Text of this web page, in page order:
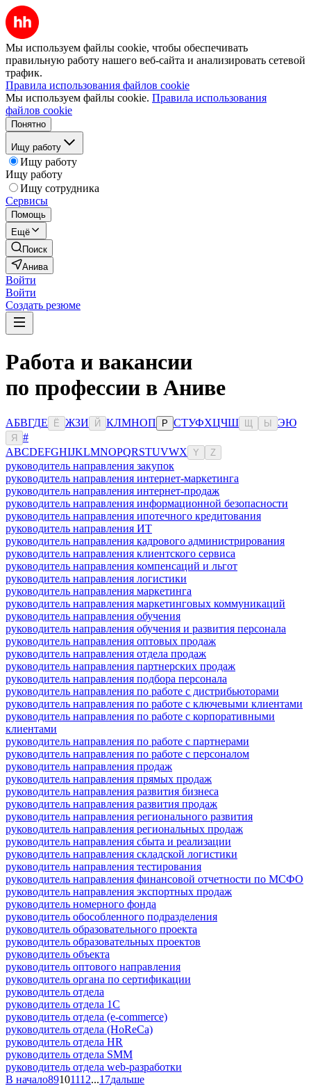
Мы используем файлы cookie, чтобы обеспечивать
правильную работу нашего веб-сайта и анализировать сетевой
трафик.
Правила использования файлов cookie
Мы используем файлы cookie. Правила использования
файлов cookie
Понятно
Ищу работу
Ищу работу
Ищу работу
Ищу сотрудника
Сервисы
Помощь
Ещё
Поиск
Анива
Войти
Войти
Создать резюме
Работа и вакансии
по профессии в Аниве
АБВГДЕ Ё ЖЗИ Й КЛМНОП Р СТУФХЦЧШ Ы ЭЮ
Я
#
ABCDEFGHIJKLMNOPQRSTUVWX Y Z
руководитель направления закупок
руководитель направления интернет-маркетинга
руководитель направления интернет-продаж
руководитель направления информационной безопасности
руководитель направления ипотечного кредитования
руководитель направления ИТ
руководитель направления кадрового администрирования
руководитель направления клиентского сервиса
руководитель направления компенсаций и льгот
руководитель направления логистики
руководитель направления маркетинга
руководитель направления маркетинговых коммуникаций
руководитель направления обучения
руководитель направления обучения и развития персонала
руководитель направления оптовых продаж
руководитель направления отдела продаж
руководитель направления партнерских продаж
руководитель направления подбора персонала
руководитель направления по работе с дистрибьюторами
руководитель направления по работе с ключевыми клиентами
руководитель направления по работе с корпоративными
клиентами
руководитель направления по работе с партнерами
руководитель направления по работе с персоналом
руководитель направления продаж
руководитель направления прямых продаж
руководитель направления развития бизнеса
руководитель направления развития продаж
руководитель направления регионального развития
руководитель направления региональных продаж
руководитель направления сбыта и реализации
руководитель направления складской логистики
руководитель направления тестирования
руководитель направления финансовой отчетности по МСФО
руководитель направления экспортных продаж
руководитель номерного фонда
руководитель обособленного подразделения
руководитель образовательного проекта
руководитель образовательных проектов
руководитель объекта
руководитель оптового направления
руководитель органа по сертификации
руководитель отдела
руководитель отдела 1С
руководитель отдела (e-commerce)
руководитель отдела (HoReCa)
руководитель отдела HR
руководитель отдела SMM
руководитель отдела web-разработки
В начало89101112...17дальше